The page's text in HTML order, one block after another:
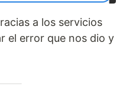
a los servicios
el error que nos dio y